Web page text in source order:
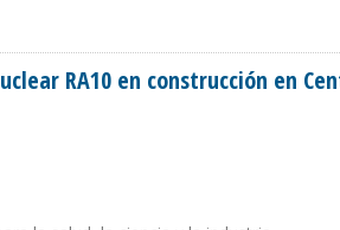
RA10 en construcción en